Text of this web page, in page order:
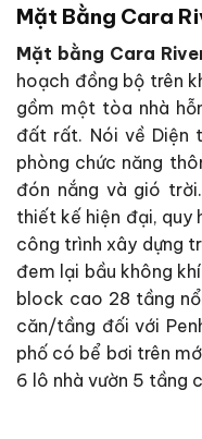
Mặt Bằng Cara
Mặt bằng Cara
hoạch đồng bộ trên
gồm một tòa nhà
đất rất. Nói về Diện
phòng chức năng
đón nắng và gió
thiết kế hiện đại,
công trình xây dựng
đem lại bầu không
block cao 28 tầng
căn/tầng đối với
phố có bể bơi trên
6 lô nhà vườn 5 tầng